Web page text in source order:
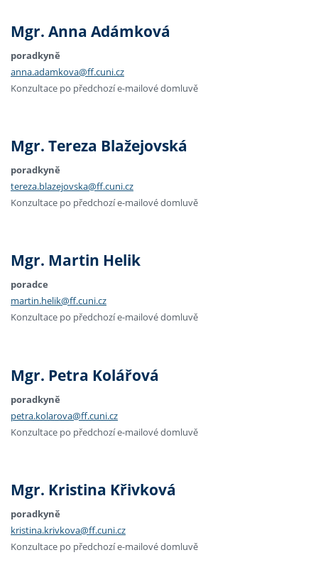
Mgr. Anna Adámková
poradkyně
anna.adamkova@ff.cuni.cz
Konzultace po předchozí e-mailové domluvě
Mgr. Tereza Blažejovská
poradkyně
tereza.blazejovska@ff.cuni.cz
Konzultace po předchozí e-mailové domluvě
Mgr. Martin Helik
poradce
martin.helik@ff.cuni.cz
Konzultace po předchozí e-mailové domluvě
Mgr. Petra Kolářová
poradkyně
petra.kolarova@ff.cuni.cz
Konzultace po předchozí e-mailové domluvě
Mgr. Kristina Křivková
poradkyně
kristina.krivkova@ff.cuni.cz
Konzultace po předchozí e-mailové domluvě